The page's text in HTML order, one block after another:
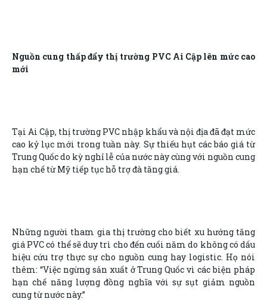
Nguồn cung thấp đẩy thị trường PVC Ai Cập lên mức cao
mới
Tại Ai Cập, thị trường PVC nhập khẩu và nội địa đã đạt mức
cao kỷ lục mới trong tuần này. Sự thiếu hụt các báo giá từ
Trung Quốc do kỳ nghỉ lễ của nước này cùng với nguồn cung
hạn chế từ Mỹ tiếp tục hỗ trợ đà tăng giá.
Những người tham gia thị trường cho biết xu hướng tăng
giá PVC có thể sẽ duy trì cho đến cuối năm do không có dấu
hiệu cứu trợ thực sự cho nguồn cung hay logistic. Họ nói
thêm: “Việc ngừng sản xuất ở Trung Quốc vì các biện pháp
hạn chế năng lượng đồng nghĩa với sự sụt giảm nguồn
cung từ nước này.”